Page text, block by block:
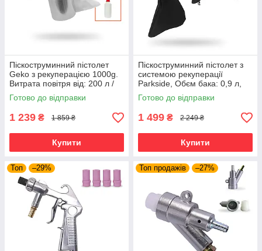
Піскоструминний пістолет
Geko з рекуперацією 1000g.
Витрата повітря від: 200 л /
хв.
Готово до відправки
1 239 ₴ 1 859 ₴
Купити
Піскоструминний пістолет з
системою рекуперації
Parkside, Обєм бака: 0,9 л,
320 літр / в хвилину
Готово до відправки
1 499 ₴ 2 249 ₴
Купити
Топ –29% Топ продажів –27%